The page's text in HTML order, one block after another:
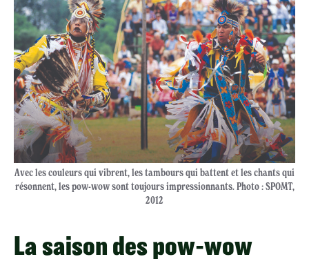
Avec les couleurs qui vibrent, les tambours qui battent et les chants qui
résonnent, les pow-wow sont toujours impressionnants. Photo : SPOMT,
2012
La saison des pow-wow